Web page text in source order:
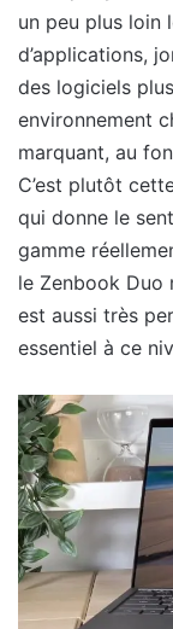
un peu plus loin
d’applications,
des logiciels
environnement
marquant, au
C’est plutôt
qui donne le
gamme
le Zenbook Duo
est aussi très
essentiel à ce